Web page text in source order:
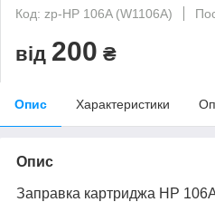
Код: zp-HP 106A (W1106A)
від 200 ₴
Опис Характеристики
Опис
Заправка картриджа HP